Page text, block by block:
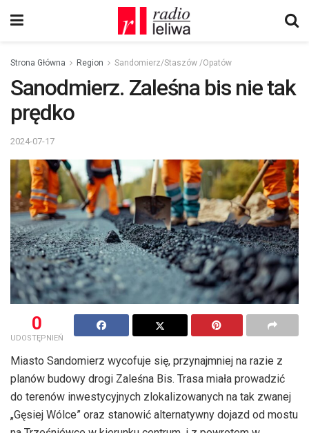
Strona Główna Region Sandomierz/Staszów /Opatów
Sanodmierz. Zaleśna bis nie tak
prędko
2024-07-17
0
UDOSTĘPNIEŃ
Miasto Sandomierz wycofuje się, przynajmniej na razie z
planów budowy drogi Zaleśna Bis. Trasa miała prowadzić
do terenów inwestycyjnych zlokalizowanych na tak zwanej
„Gęsiej Wólce” oraz stanowić alternatywny dojazd od mostu